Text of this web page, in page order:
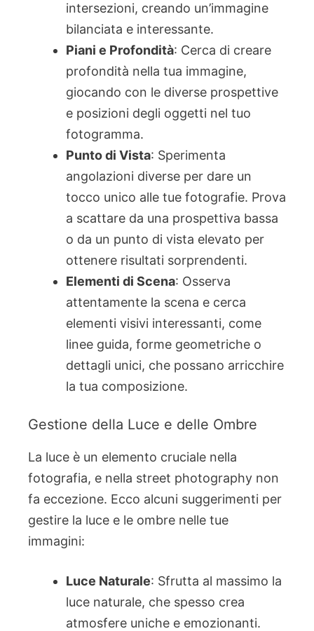
intersezioni, creando un’immagine
bilanciata e interessante.
Piani e Profondità: Cerca di creare
profondità nella tua immagine,
giocando con le diverse prospettive
e posizioni degli oggetti nel tuo
fotogramma.
Punto di Vista: Sperimenta
angolazioni diverse per dare un
tocco unico alle tue fotografie. Prova
a scattare da una prospettiva bassa
o da un punto di vista elevato per
ottenere risultati sorprendenti.
Elementi di Scena: Osserva
attentamente la scena e cerca
elementi visivi interessanti, come
linee guida, forme geometriche o
dettagli unici, che possano arricchire
la tua composizione.
Gestione della Luce e delle Ombre
La luce è un elemento cruciale nella
fotografia, e nella street photography non
fa eccezione. Ecco alcuni suggerimenti per
gestire la luce e le ombre nelle tue
immagini:
Luce Naturale: Sfrutta al massimo la
luce naturale, che spesso crea
atmosfere uniche e emozionanti.